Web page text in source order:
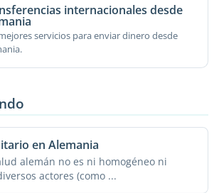
internacionales desde
servicios para enviar dinero desde
en Alemania
alemán no es ni homogéneo ni
actores (como ...